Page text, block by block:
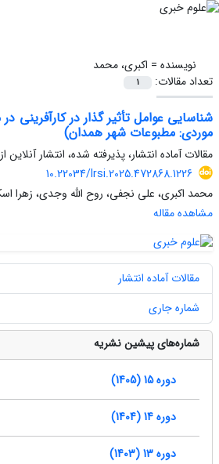
نویسنده = اکبری، محمد
تعداد مقالات:
1
شناسایی عوامل تأثیر گذار در کارآفرینی
موردی: مطبوعات شهر همدان)
مقالات آماده انتشار، پذیرفته شده، انتشار آنلاین از
10.22034/lrsi.2025.472868.1226
محمد اکبری، علی نجفی، روح الله وجدی، زهرا
مشاهده مقاله
مقالات آماده انتشار
شماره جاری
شماره‌های پیشین نشریه
دوره 15 (1405)
دوره 14 (1404)
دوره 13 (1403)